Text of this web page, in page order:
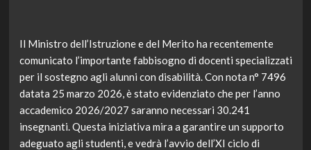
Il Ministro dell’Istruzione e del Merito ha recentemente
comunicato l’importante fabbisogno di docenti specializzati
per il sostegno agli alunni con disabilità. Con nota n° 7496
datata 25 marzo 2026, è stato evidenziato che per l’anno
accademico 2026/2027 saranno necessari 30.241
insegnanti. Questa iniziativa mira a garantire un supporto
adeguato agli studenti, e vedrà l’avvio dell’XI ciclo di